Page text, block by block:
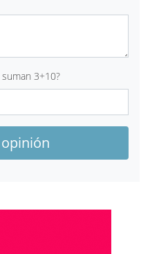
3+10?